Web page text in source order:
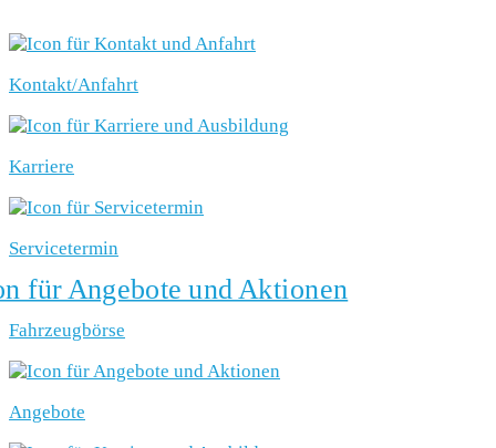
Kontakt/Anfahrt
Karriere
Servicetermin
Fahrzeugbörse
Angebote